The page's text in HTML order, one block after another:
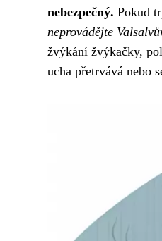
nebezpečný. Pokud
neprovádějte
žvýkání žvýkačky,
ucha přetrvává nebo